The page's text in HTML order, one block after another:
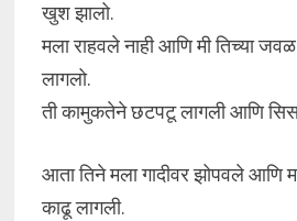
खुश झालो.
मला राहवले नाही आणि मी तिच्या
लागलो.
ती कामुकतेने छटपटू लागली आणि
आता तिने मला गादीवर झोपवले
काढू लागली.